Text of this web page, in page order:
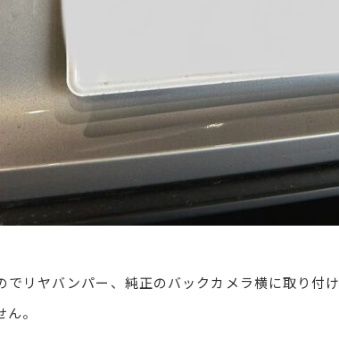
でリヤバンパー、純正のバックカメラ横に取り付け
。